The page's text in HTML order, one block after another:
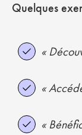
Quelques
«
«
«